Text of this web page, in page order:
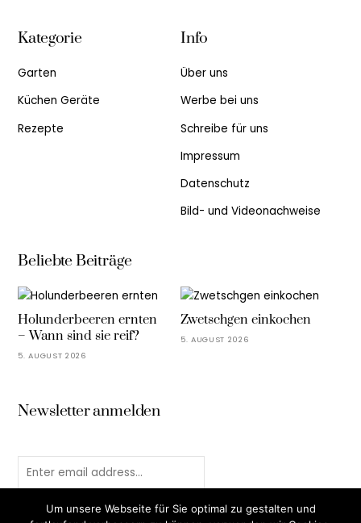
Kategorie
Garten
Küchen Geräte
Rezepte
Info
Über uns
Werbe bei uns
Schreibe für uns
Impressum
Datenschutz
Bild- und Videonachweise
Beliebte Beiträge
Holunderbeeren ernten
– Wann sind sie reif?
5. AUGUST 2026
Zwetschgen einkochen
5. AUGUST 2026
Newsletter anmelden
Um unsere Webseite für Sie optimal zu gestalten und